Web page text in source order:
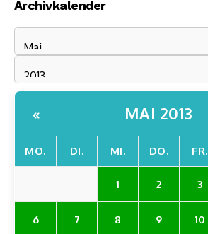
Archivkalender
« MAI 2013
MO. DI. MI. DO. FR.
1 2 3
6 7 8 9 10